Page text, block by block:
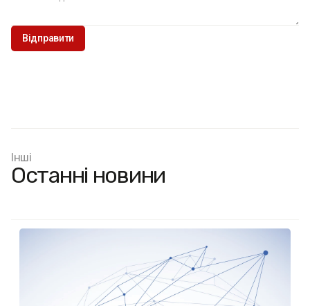
Інші
Останні новини